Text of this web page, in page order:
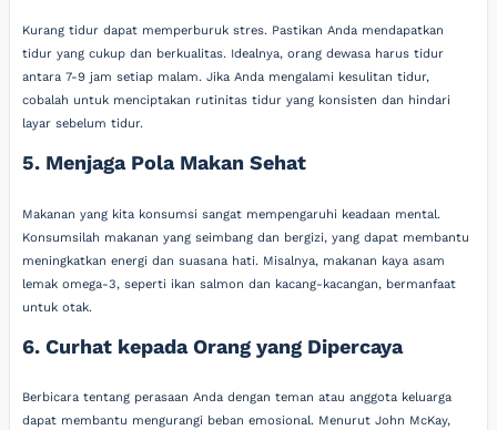
Kurang tidur dapat memperburuk stres. Pastikan Anda mendapatkan
tidur yang cukup dan berkualitas. Idealnya, orang dewasa harus tidur
antara 7-9 jam setiap malam. Jika Anda mengalami kesulitan tidur,
cobalah untuk menciptakan rutinitas tidur yang konsisten dan hindari
layar sebelum tidur.
5. Menjaga Pola Makan Sehat
Makanan yang kita konsumsi sangat mempengaruhi keadaan mental.
Konsumsilah makanan yang seimbang dan bergizi, yang dapat membantu
meningkatkan energi dan suasana hati. Misalnya, makanan kaya asam
lemak omega-3, seperti ikan salmon dan kacang-kacangan, bermanfaat
untuk otak.
6. Curhat kepada Orang yang Dipercaya
Berbicara tentang perasaan Anda dengan teman atau anggota keluarga
dapat membantu mengurangi beban emosional. Menurut John McKay,